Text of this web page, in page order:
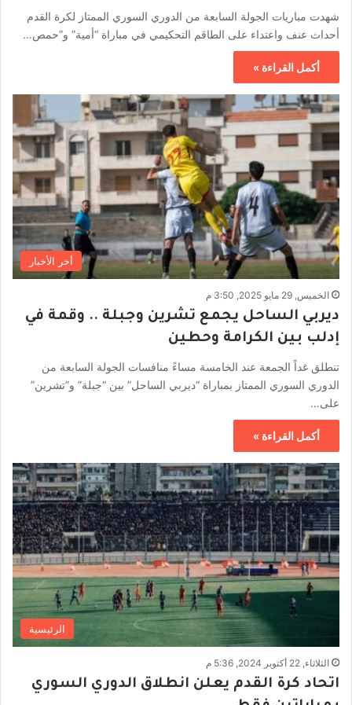
شهدت مباريات الجولة السابعة من الدوري السوري الممتاز لكرة القدم
أحداث عنف واعتداء على الطاقم التحكيمي في مباراة “أمية” و”حمص…
أكمل القراءة »
أخر الأخبار
الخميس, 29 مايو 2025, 3:50 م
ديربي الساحل يجمع تشرين وجبلة .. وقمة في
إدلب بين الكرامة وحطين
تنطلق غداً الجمعة عند الخامسة مساءً منافسات الجولة السابعة من
الدوري السوري الممتاز بمباراة “ديربي الساحل” بين “جبلة” و”تشرين”
على…
أكمل القراءة »
الرئيسية
الثلاثاء, 22 أكتوبر 2024, 5:36 م
اتحاد كرة القدم يعلن انطلاق الدوري السوري